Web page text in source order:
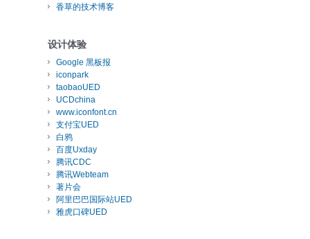
香草的技术博客
设计体验
Google 黑板报
iconpark
taobaoUED
UCDchina
www.iconfont.cn
支付宝UED
白鸦
百度Uxday
腾讯CDC
腾讯Webteam
著片会
阿里巴巴国际站UED
雅虎口碑UED